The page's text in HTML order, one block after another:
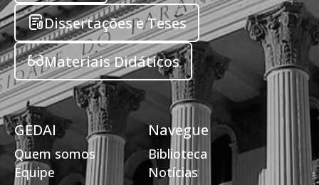
Dissertações e Teses
Materiais Didáticos
GEDAI
Quem somos
Equipe
Navegue
Biblioteca
Notícias